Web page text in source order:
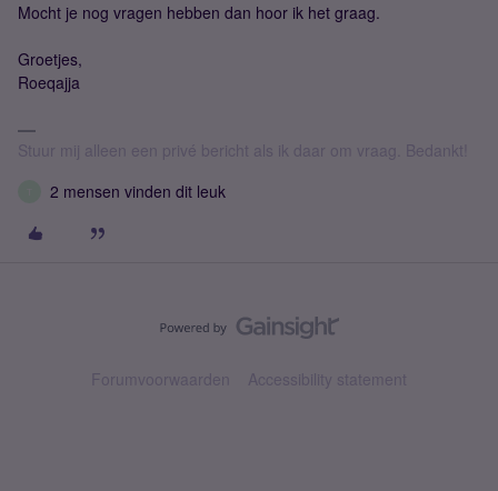
Mocht je nog vragen hebben dan hoor ik het graag.
Groetjes,
Roeqajja
Stuur mij alleen een privé bericht als ik daar om vraag. Bedankt!
2 mensen vinden dit leuk
Forumvoorwaarden Accessibility statement